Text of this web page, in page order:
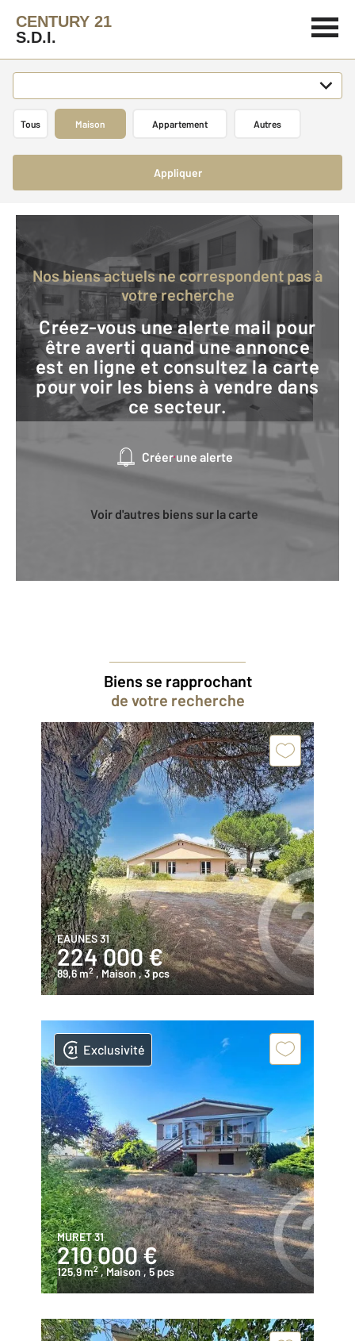
CENTURY 21
S.D.I.
Tous Maison Appartement Autres
Appliquer
Nos biens actuels ne correspondent pas à
votre recherche
Créez-vous une alerte mail pour
être averti quand une annonce
est en ligne et consultez la carte
pour voir les biens à vendre dans
ce secteur.
Créer une alerte
Voir d'autres biens sur la carte
Biens se rapprochant
de votre recherche
EAUNES 31
224 000 €
89,6 m2 , Maison, 3 pcs
Exclusivité
MURET 31
210 000 €
125,9 m2 , Maison , 5 pcs